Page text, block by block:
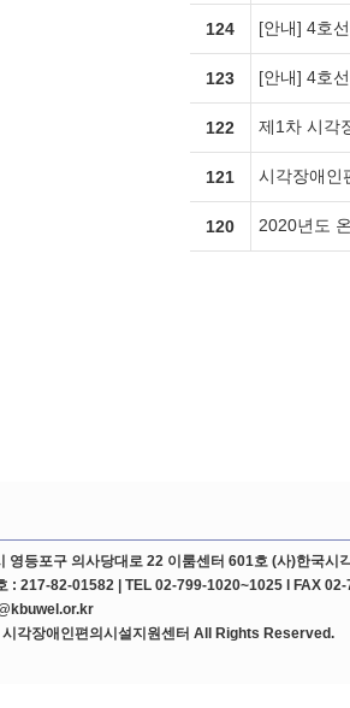
124 [안내] 4호
123 [안내] 4호
122 제1차 시각
121 시각장애인
120 2020년도
영등포구 의사당대로 22 이룸센터 601호 (사)한국시
: 217-82-01582 | TEL 02-799-1020~1025 l FAX
각장애인편의시설지원센터 All Rights Reserved.